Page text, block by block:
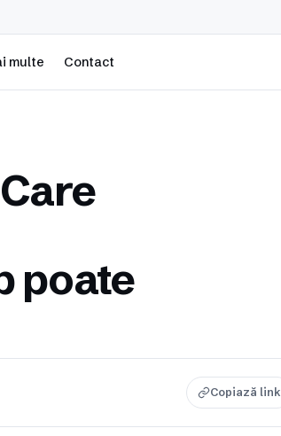
multe Contact
poate
Copiază link